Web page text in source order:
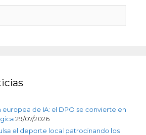
europea de IA: el DPO se convierte en
29/07/2026
el deporte local patrocinando los